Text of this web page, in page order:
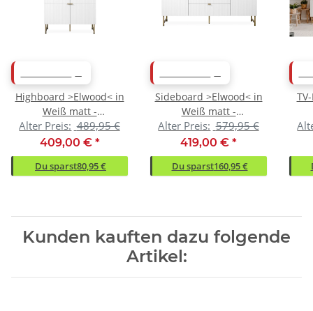
Highboard >Elwood< in
Weiß matt -
100x142x40.5cm (BxHxT)
Alter Preis: 489,95 €
409,00 € *
Du sparst80,95 €
Sideboard >Elwood< in
Weiß matt -
179x90x40.5cm (BxHxT)
Alter Preis: 579,95 €
419,00 € *
Du sparst160,95 €
Kunden kauften dazu folgende
Artikel: